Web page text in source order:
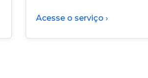
Acesse o serviço ›